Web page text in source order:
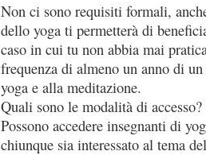
Non ci sono requisiti formali,
dello yoga ti permetterà di
caso in cui tu non abbia mai
frequenza di almeno un anno di
yoga e alla meditazione.
Quali sono le modalità di accesso?
Possono accedere insegnanti di
chiunque sia interessato al tema